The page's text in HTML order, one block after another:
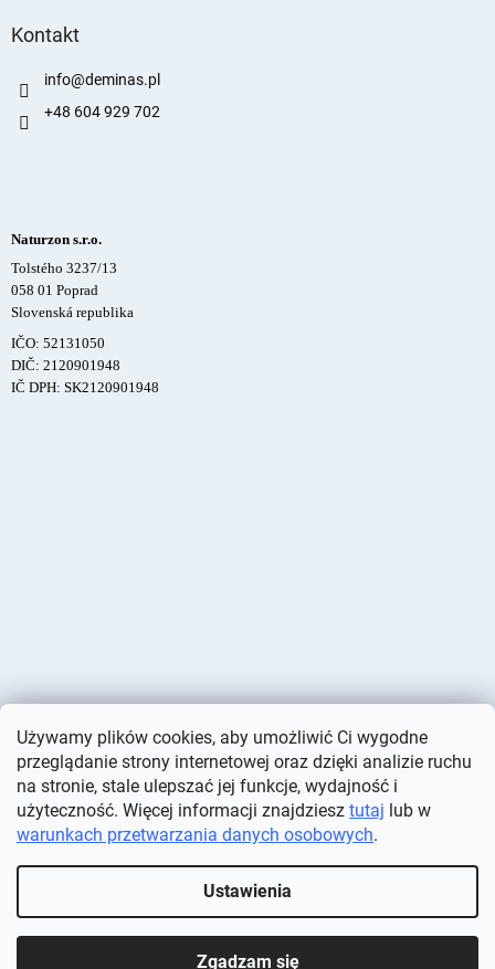
Używamy plików cookies, aby umożliwić Ci wygodne
przeglądanie strony internetowej oraz dzięki analizie ruchu
na stronie, stale ulepszać jej funkcje, wydajność i
użyteczność. Więcej informacji znajdziesz tutaj lub w
warunkach przetwarzania danych osobowych.
Ustawienia
Zgadzam się
Kontakt
info@deminas.pl
+48 604 929 702
Naturzon s.r.o.
Tolstého 3237/13
058 01 Poprad
Slovenská republika
IČO: 52131050
DIČ: 2120901948
IČ DPH: SK2120901948